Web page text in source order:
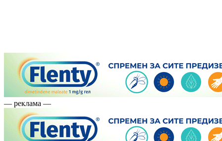
— реклама —